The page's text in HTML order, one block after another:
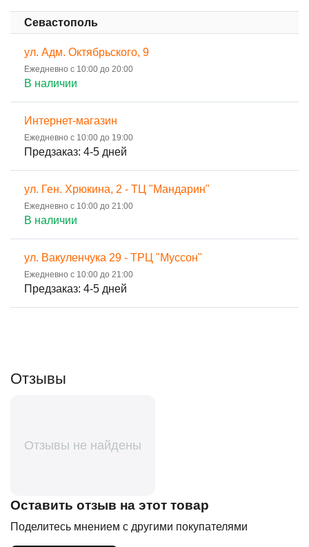
Севастополь
ул. Адм. Октябрьского, 9
Ежедневно с 10:00 до 20:00
В наличии
Интернет-магазин
Ежедневно с 10:00 до 19:00
Предзаказ: 4-5 дней
ул. Ген. Хрюкина, 2 - ТЦ "Мандарин"
Ежедневно с 10:00 до 21:00
В наличии
ул. Вакуленчука 29 - ТРЦ "Муссон"
Ежедневно с 10:00 до 21:00
Предзаказ: 4-5 дней
Отзывы
Отзывы не найдены
Оставить отзыв на этот товар
Поделитесь мнением с другими покупателями